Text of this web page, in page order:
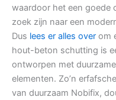
waardoor het een goede
zoek zijn naar een
Dus lees er alles over om
hout-beton schutting is
ontworpen met
elementen. Zo’n
van duurzaam Nobifix,